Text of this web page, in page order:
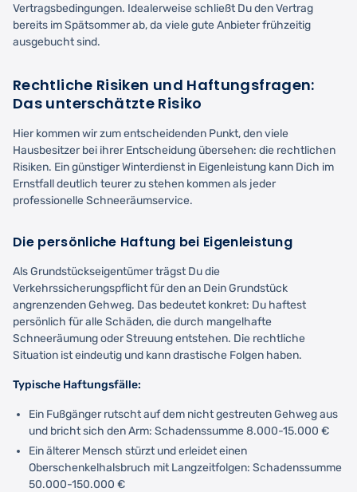
Vertragsbedingungen. Idealerweise schließt Du den Vertrag
bereits im Spätsommer ab, da viele gute Anbieter frühzeitig
ausgebucht sind.
Rechtliche Risiken und Haftungsfragen:
Das unterschätzte Risiko
Hier kommen wir zum entscheidenden Punkt, den viele
Hausbesitzer bei ihrer Entscheidung übersehen: die rechtlichen
Risiken. Ein günstiger Winterdienst in Eigenleistung kann Dich im
Ernstfall deutlich teurer zu stehen kommen als jeder
professionelle Schneeräumservice.
Die persönliche Haftung bei Eigenleistung
Als Grundstückseigentümer trägst Du die
Verkehrssicherungspflicht für den an Dein Grundstück
angrenzenden Gehweg. Das bedeutet konkret: Du haftest
persönlich für alle Schäden, die durch mangelhafte
Schneeräumung oder Streuung entstehen. Die rechtliche
Situation ist eindeutig und kann drastische Folgen haben.
Typische Haftungsfälle:
Ein Fußgänger rutscht auf dem nicht gestreuten Gehweg aus
und bricht sich den Arm: Schadenssumme 8.000-15.000 €
Ein älterer Mensch stürzt und erleidet einen
Oberschenkelhalsbruch mit Langzeitfolgen: Schadenssumme
50.000-150.000 €